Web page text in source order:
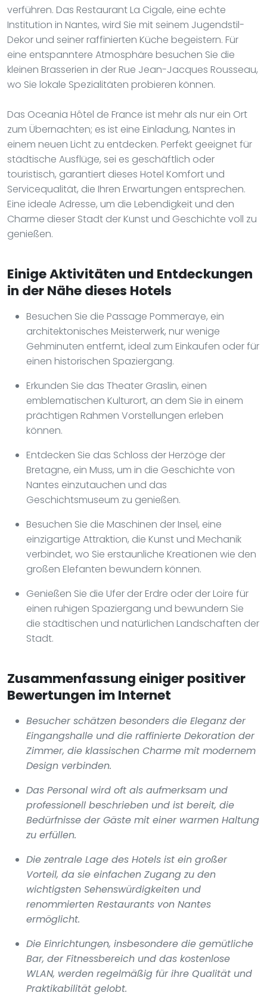
verführen. Das Restaurant La Cigale, eine echte
Institution in Nantes, wird Sie mit seinem Jugendstil-
Dekor und seiner raffinierten Küche begeistern. Für
eine entspanntere Atmosphäre besuchen Sie die
kleinen Brasserien in der Rue Jean-Jacques Rousseau,
wo Sie lokale Spezialitäten probieren können.
Das Oceania Hôtel de France ist mehr als nur ein Ort
zum Übernachten; es ist eine Einladung, Nantes in
einem neuen Licht zu entdecken. Perfekt geeignet für
städtische Ausflüge, sei es geschäftlich oder
touristisch, garantiert dieses Hotel Komfort und
Servicequalität, die Ihren Erwartungen entsprechen.
Eine ideale Adresse, um die Lebendigkeit und den
Charme dieser Stadt der Kunst und Geschichte voll zu
genießen.
Einige Aktivitäten und Entdeckungen
in der Nähe dieses Hotels
Besuchen Sie die Passage Pommeraye, ein
architektonisches Meisterwerk, nur wenige
Gehminuten entfernt, ideal zum Einkaufen oder für
einen historischen Spaziergang.
Erkunden Sie das Theater Graslin, einen
emblematischen Kulturort, an dem Sie in einem
prächtigen Rahmen Vorstellungen erleben
können.
Entdecken Sie das Schloss der Herzöge der
Bretagne, ein Muss, um in die Geschichte von
Nantes einzutauchen und das
Geschichtsmuseum zu genießen.
Besuchen Sie die Maschinen der Insel, eine
einzigartige Attraktion, die Kunst und Mechanik
verbindet, wo Sie erstaunliche Kreationen wie den
großen Elefanten bewundern können.
Genießen Sie die Ufer der Erdre oder der Loire für
einen ruhigen Spaziergang und bewundern Sie
die städtischen und natürlichen Landschaften der
Stadt.
Zusammenfassung einiger positiver
Bewertungen im Internet
Besucher schätzen besonders die Eleganz der
Eingangshalle und die raffinierte Dekoration der
Zimmer, die klassischen Charme mit modernem
Design verbinden.
Das Personal wird oft als aufmerksam und
professionell beschrieben und ist bereit, die
Bedürfnisse der Gäste mit einer warmen Haltung
zu erfüllen.
Die zentrale Lage des Hotels ist ein großer
Vorteil, da sie einfachen Zugang zu den
wichtigsten Sehenswürdigkeiten und
renommierten Restaurants von Nantes
ermöglicht.
Die Einrichtungen, insbesondere die gemütliche
Bar, der Fitnessbereich und das kostenlose
WLAN, werden regelmäßig für ihre Qualität und
Praktikabilität gelobt.